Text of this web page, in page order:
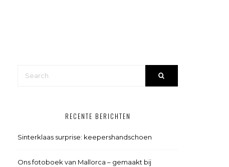
RECENTE BERICHTEN
Sinterklaas surprise: keepershandschoen
Ons fotoboek van Mallorca – gemaakt bij